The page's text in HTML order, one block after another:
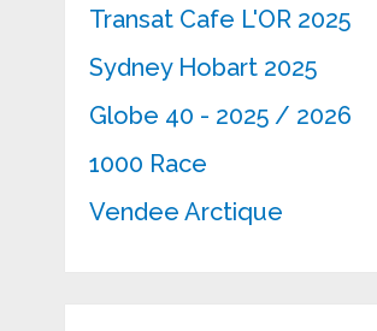
Transat Cafe L'OR 2025
Sydney Hobart 2025
Globe 40 - 2025 / 2026
1000 Race
Vendee Arctique